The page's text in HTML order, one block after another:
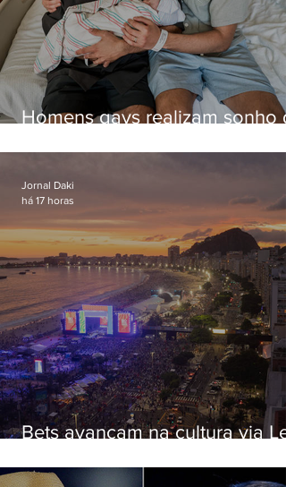
Homens gays realizam sonho
paternidade
Bets avançam na cultura via Lei
artistas
Jornal Daki
há 17 horas